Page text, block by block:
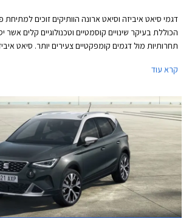
דגמי סיאט איביזה וסיאט ארונה הוותיקים זוכים
הכוללת בעיקר שינויים קוסמטיים וטכנולוגיים קלים אשר
תחרותיות מול דגמים קומפקטיים צעירים יותר. סיאט
קרא עוד